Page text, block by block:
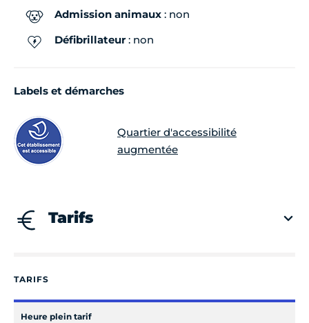
Admission animaux : non
Défibrillateur: non
Labels et démarches
Quartier d'accessibilité
augmentée
Tarifs
TARIFS
Heure plein tarif